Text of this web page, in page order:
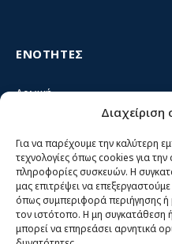
Για να παρέχουμε την καλύτερη
τεχνολογίες όπως cookies για
πληροφορίες συσκευών. Η
μας επιτρέψει να
όπως συμπεριφορά περιήγησης ή
τον ιστότοπο. Η μη συγκατάθεση
μπορεί να επηρεάσει αρνητικά
ΕΝΟΤΗΤΕΣ
Αρχική
Κίνημα ΝΙΚΗ – Ποιοι
Θέσεις
Πρόσωπα
Όργανα και ομάδες
Βίντεο